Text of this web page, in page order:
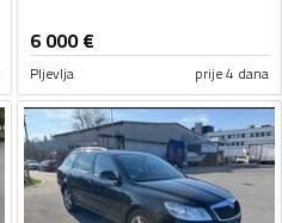
6 000€
Pljevlja prije 4 dana